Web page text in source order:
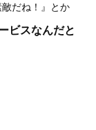
だね！』とか
ビスなんだと